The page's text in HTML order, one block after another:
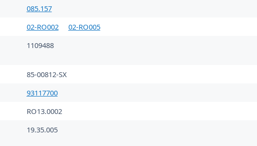
085.157
02-RO002
02-RO005
1109488
85-00812-SX
93117700
RO13.0002
19.35.005